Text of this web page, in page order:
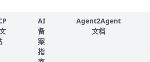
AI
备
案
指
Agent2Agent
文档